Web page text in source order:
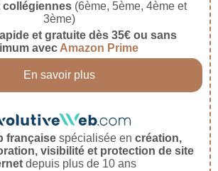
(6ème, 5ème, 4ème et
3ème)
et gratuite dès 35€ ou sans
avec Amazon Prime
En savoir plus
françaisespécialisée en création,
visibilité et protection de site
depuis plus de 10 ans